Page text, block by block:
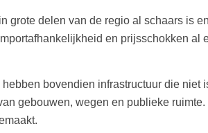
delen van de regio al schaars is
en prijsschokken al
bovendien infrastructuur die niet
gebouwen, wegen en publieke